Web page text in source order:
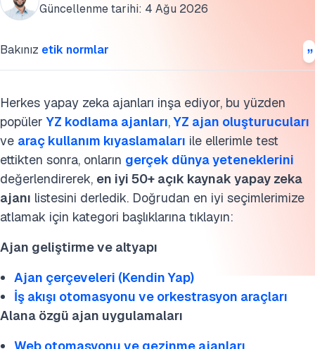
Güncellenme tarihi: 4 Ağu 2026
Bakınız etik normlar
Herkes yapay zeka ajanları inşa ediyor, bu yüzden
popülerYZ kodlama ajanları,YZ ajan oluşturucuları
ve araç kullanım kıyaslamaları ile ellerimle test
ettikten sonra, onların gerçek dünya yeteneklerini
değerlendirerek, en iyi 50+ açık kaynak yapay zeka
ajanı listesini derledik. Doğrudan en iyi seçimlerimize
atlamak için kategori başlıklarına tıklayın:
Ajan geliştirme ve altyapı
Ajan çerçeveleri (Kendin Yap)
İş akışı otomasyonu ve orkestrasyon araçları
Alana özgü ajan uygulamaları
1. Ajan çerçeveleri (Kendin Yap)
2. İş akışı otomasyonu ve orkestrasyonu
4. Kodlama ve geliştirme ajanları
5. Siber güvenlik ajanları
6. YZ video içerik oluşturma ajanları
7. Finans ajanları
10. Veri analizi ajanları